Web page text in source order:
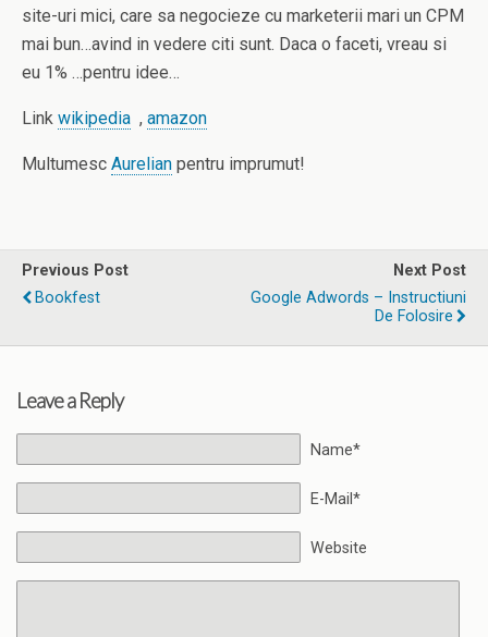
site-uri mici, care sa negocieze cu marketerii mari un CPM
mai bun…avind in vedere citi sunt. Daca o faceti, vreau si
eu 1% …pentru idee…
Link wikipedia , amazon
Multumesc Aurelian pentru imprumut!
Previous Post
Bookfest
Next Post
Google Adwords – Instructiuni
De Folosire
Leave a Reply
Name*
E-Mail*
Website